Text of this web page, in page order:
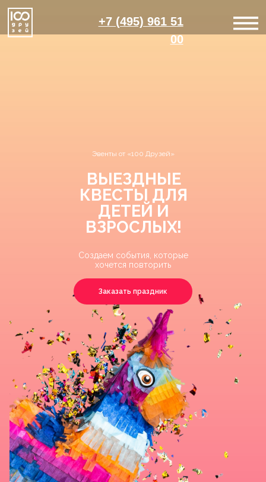
+7 (495) 961 51
00
Эвенты от «100 Друзей»
ВЫЕЗДНЫЕ
КВЕСТЫ ДЛЯ
ДЕТЕЙ И
ВЗРОСЛЫХ!
Создаем события, которые
хочется повторить
Заказать праздник